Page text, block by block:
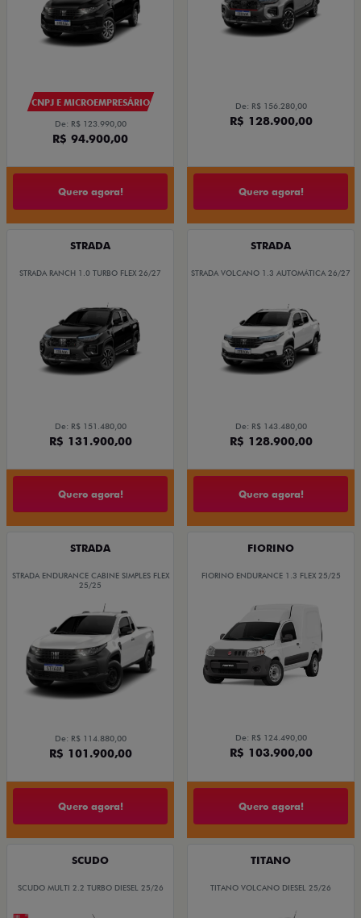
CNPJ E MICROEMPRESÁRIO
De: R$ 123.990,00
R$ 94.900,00
Quero agora!
De: R$ 156.280,00
R$ 128.900,00
Quero agora!
STRADA
STRADA RANCH 1.0 TURBO FLEX 26/27
De: R$ 151.480,00
R$ 131.900,00
Quero agora!
STRADA
STRADA VOLCANO 1.3 AUTOMÁTICA 26/27
De: R$ 143.480,00
R$ 128.900,00
Quero agora!
STRADA
STRADA ENDURANCE CABINE SIMPLES FLEX
25/25
De: R$ 114.880,00
R$ 101.900,00
Quero agora!
FIORINO
FIORINO ENDURANCE 1.3 FLEX 25/25
De: R$ 124.490,00
R$ 103.900,00
Quero agora!
SCUDO
SCUDO MULTI 2.2 TURBO DIESEL 25/26
TITANO
TITANO VOLCANO DIESEL 25/26